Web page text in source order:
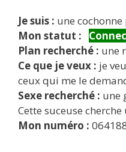
Je suis : une
Mon statut :
Plan recherché : une
Ce que je veux : je
ceux qui me le
Sexe recherché : une
Cette suceuse
Mon numéro :